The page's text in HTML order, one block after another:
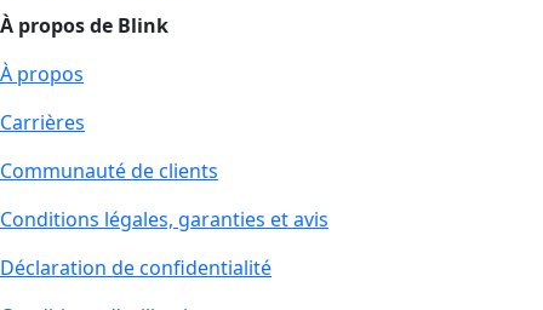
À propos de Blink
À propos
Carrières
Communauté de clients
Conditions légales, garanties et avis
Déclaration de confidentialité